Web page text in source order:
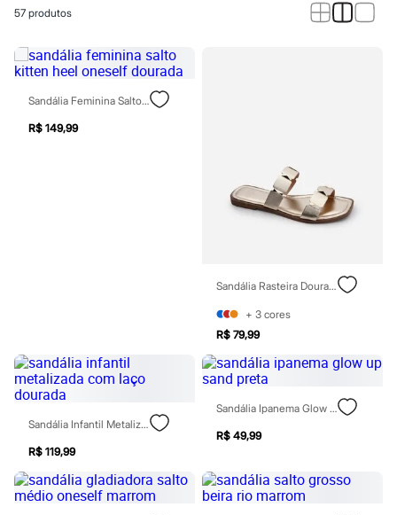
Casacos e Jaquetas
Macacões
Saias
Shorts e Bermudas
Vestidos
Bolsas
City
Clock House
Mindset
Sawary
Yessica
Moda esportiva
Acessórios
Calçados
Leggings
57 produtos
Sandália Feminina Salto Kitten Heel Oneself Dourada
R$ 149,99
Sandália Rasteira Dourada
+ 3 cores
R$ 79,99
Sandália Infantil Metalizada Com Laço Dourada
R$ 119,99
Sandália Ipanema Glow Up Sand Preta
R$ 49,99